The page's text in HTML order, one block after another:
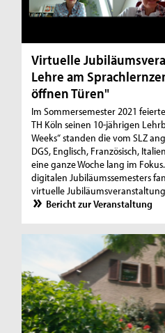
Virtuelle
Lehre am
öffnen Türen"
Im Sommersemester 2021
TH Köln seinen 10-jährigen
Weeks“ standen die vom SLZ
DGS, Englisch, Französisch,
eine ganze Woche lang im
digitalen Jubiläumssemesters
virtuelle
Bericht zur Veranstaltung